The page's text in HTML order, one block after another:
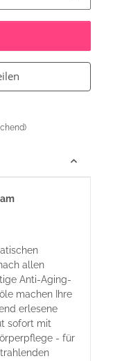
allen
Anti-Aging-
machen Ihre
erlesene
sofort mit
- für